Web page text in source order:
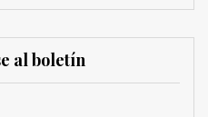
al boletín